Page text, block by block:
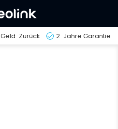
Geld-Zurück 2-Jahre Garantie